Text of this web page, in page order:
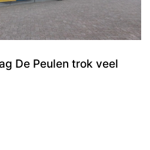
De Peulen trok veel